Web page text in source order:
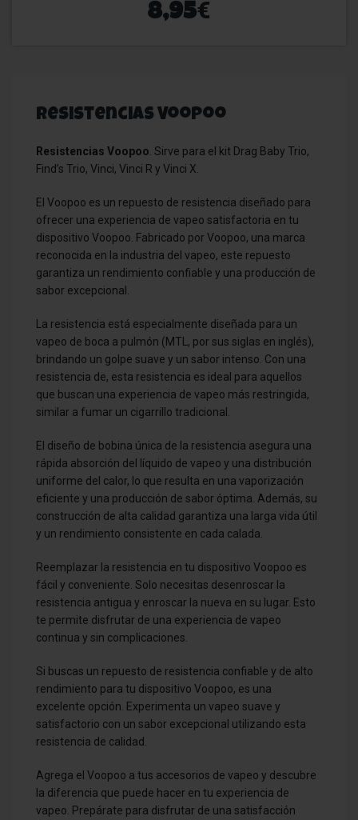
8,95€
Resistencias Voopoo
Resistencias Voopoo . Sirve para el kit Drag Baby Trio,
Find’s Trio, Vinci, Vinci R y Vinci X.
El Voopoo es un repuesto de resistencia diseñado para
ofrecer una experiencia de vapeo satisfactoria en tu
dispositivo Voopoo. Fabricado por Voopoo, una marca
reconocida en la industria del vapeo, este repuesto
garantiza un rendimiento confiable y una producción de
sabor excepcional.
La resistencia está especialmente diseñada para un
vapeo de boca a pulmón (MTL, por sus siglas en inglés),
brindando un golpe suave y un sabor intenso. Con una
resistencia de, esta resistencia es ideal para aquellos
que buscan una experiencia de vapeo más restringida,
similar a fumar un cigarrillo tradicional.
El diseño de bobina única de la resistencia asegura una
rápida absorción del líquido de vapeo y una distribución
uniforme del calor, lo que resulta en una vaporización
eficiente y una producción de sabor óptima. Además, su
construcción de alta calidad garantiza una larga vida útil
y un rendimiento consistente en cada calada.
Reemplazar la resistencia en tu dispositivo Voopoo es
fácil y conveniente. Solo necesitas desenroscar la
resistencia antigua y enroscar la nueva en su lugar. Esto
te permite disfrutar de una experiencia de vapeo
continua y sin complicaciones.
Si buscas un repuesto de resistencia confiable y de alto
rendimiento para tu dispositivo Voopoo, es una
excelente opción. Experimenta un vapeo suave y
satisfactorio con un sabor excepcional utilizando esta
resistencia de calidad.
Agrega el Voopoo a tus accesorios de vapeo y descubre
la diferencia que puede hacer en tu experiencia de
vapeo. Prepárate para disfrutar de una satisfacción